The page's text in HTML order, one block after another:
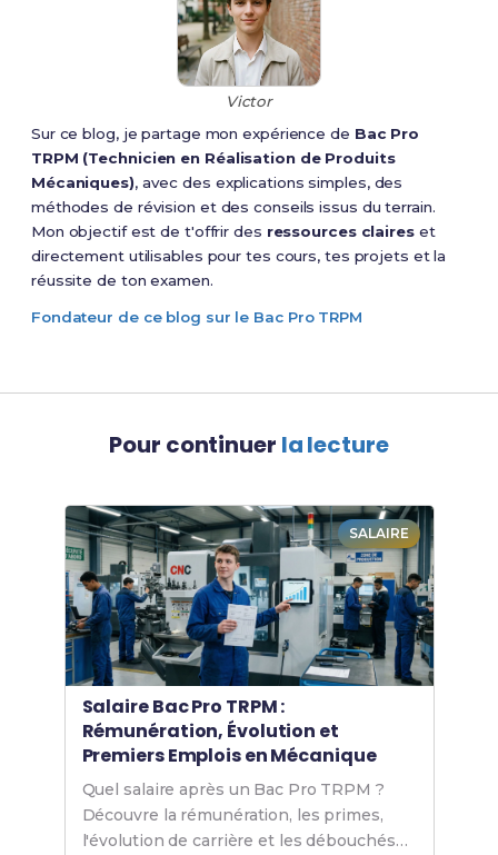
Victor
Sur ce blog, je partage mon expérience de Bac Pro
TRPM (Technicien en Réalisation de Produits
Mécaniques), avec des explications simples, des
méthodes de révision et des conseils issus du terrain.
Mon objectif est de t'offrir des ressources claireset
directement utilisables pour tes cours, tes projets et la
réussite de ton examen.
Fondateur de ce blog sur le Bac Pro TRPM
Pour continuer la lecture
SALAIRE
Salaire Bac Pro TRPM :
Rémunération, Évolution et
Premiers Emplois en Mécanique
Quel salaire après un Bac Pro TRPM ?
Découvre la rémunération, les primes,
l'évolution de carrière et les débouchés